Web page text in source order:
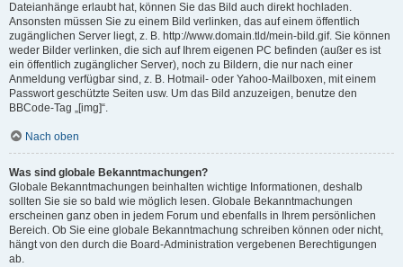
Dateianhänge erlaubt hat, können Sie das Bild auch direkt hochladen.
Ansonsten müssen Sie zu einem Bild verlinken, das auf einem öffentlich
zugänglichen Server liegt, z. B. http://www.domain.tld/mein-bild.gif. Sie können
weder Bilder verlinken, die sich auf Ihrem eigenen PC befinden (außer es ist
ein öffentlich zugänglicher Server), noch zu Bildern, die nur nach einer
Anmeldung verfügbar sind, z. B. Hotmail- oder Yahoo-Mailboxen, mit einem
Passwort geschützte Seiten usw. Um das Bild anzuzeigen, benutze den
BBCode-Tag „[img]“.
Nach oben
Was sind globale Bekanntmachungen?
Globale Bekanntmachungen beinhalten wichtige Informationen, deshalb
sollten Sie sie so bald wie möglich lesen. Globale Bekanntmachungen
erscheinen ganz oben in jedem Forum und ebenfalls in Ihrem persönlichen
Bereich. Ob Sie eine globale Bekanntmachung schreiben können oder nicht,
hängt von den durch die Board-Administration vergebenen Berechtigungen
ab.